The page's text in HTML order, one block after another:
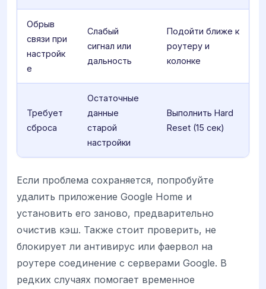
Обрыв
связи при
настройк
е
Слабый
сигнал или
дальность
Подойти ближе к
роутеру и
колонке
Требует
сброса
Остаточные
данные
старой
настройки
Выполнить Hard
Reset (15 сек)
Если проблема сохраняется, попробуйте
удалить приложение Google Home и
установить его заново, предварительно
очистив кэш. Также стоит проверить, не
блокирует ли антивирус или фаервол на
роутере соединение с серверами Google. В
редких случаях помогает временное